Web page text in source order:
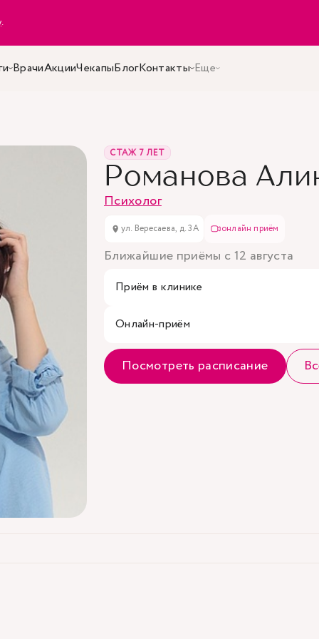
.
ВрачиАкцииЧекапыБлогКонтакты Еще
СТАЖ 7 ЛЕТ
Романова
Психолог
ул. Вересаева, д. 3А онлайн приём
Ближайшие приёмы с 12 августа
Приём в клинике
Онлайн-приём
Посмотреть расписание